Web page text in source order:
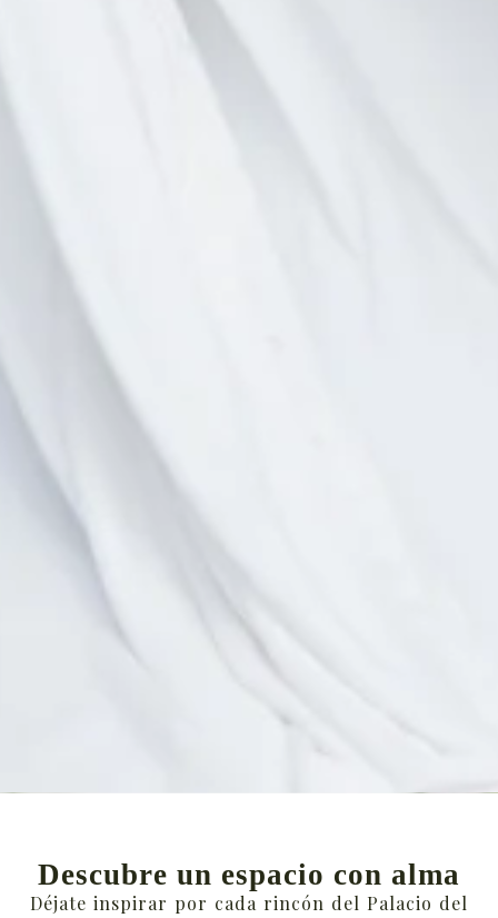
Descubre un espacio con alma
Déjate inspirar por cada rincón del Palacio del